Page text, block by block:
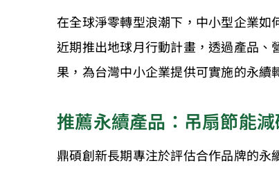
在全球淨零轉型浪潮下，中小型企業如
近期推出地球月行動計畫，透過產品
果，為台灣中小企業提供可實施的永續
推薦永續產品：吊扇節能
鼎碩創新長期專注於評估合作品牌的